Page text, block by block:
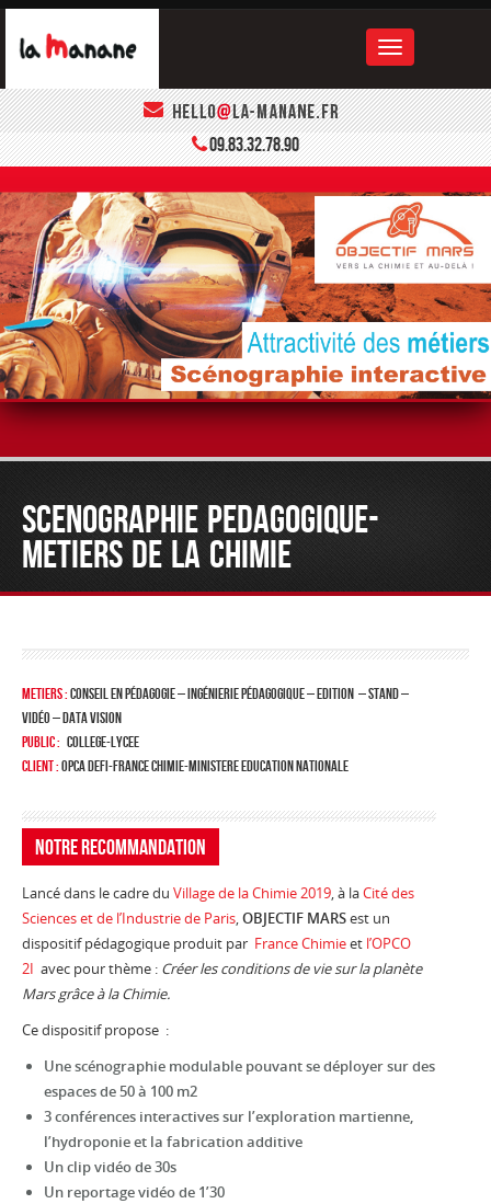
ACCUEIL
LA MANANE
LE BOOK
CONTACT
09.83.32.78.90
SCENOGRAPHIE PEDAGOGIQUE-
METIERS DE LA CHIMIE
METIERS :conseil en pédagogie – INGÉNIERIE PÉDAGOGIQUE – Edition – STAND –
VIDÉO – data vision
PUBLIC : COLLEGE-LYCEE
CLIENT :OPCA DEFI-FRANCE CHIMIE-MINISTERE EDUCATION NATIONALE
Notre recommandation
Lancé dans le cadre du Village de la Chimie 2019, à laCité des
Sciences et de l’Industrie de Paris,OBJECTIF MARSest un
dispositif pédagogique produit par France Chimieet l’OPCO
2I avec pour thème : Créer les conditions de vie sur la planète
Mars grâce à la Chimie.
Ce dispositif propose :
Une scénographie modulable pouvant se déployer sur des
espaces de 50 à 100 m2
3 conférences interactives sur l’exploration martienne,
l’hydroponie et la fabrication additive
Un clip vidéo de 30s
Un reportage vidéo de 1’30